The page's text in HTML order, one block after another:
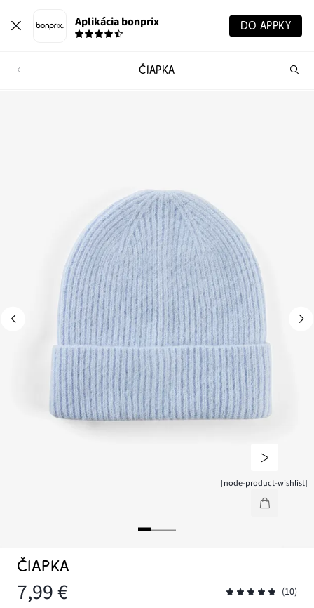
Aplikácia bonprix DO APPKY
ČIAPKA
[node-product-wishlist]
ČIAPKA
7,99 € (10)